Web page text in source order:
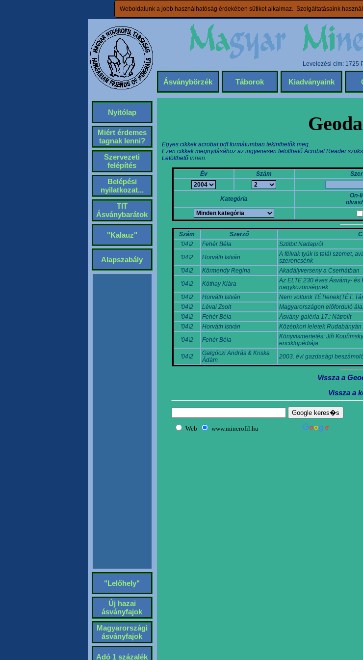
Weboldalunk a jobb használhatóság érdekében sütiket alkalmaz. Szolgáltatásaink
Levelezési cím: 1725
Ásványbörzék Táborok Kiadványaink
Nyitólap
Miért érdemes
tagnak lenni?
Szervezeti
felépítés
Belépési
nyilatkozat...
TIT
Ásványbarátok
"Kalauz"
Alapszabály
"Lelőhely"
Új hazai
ásványfajok
Magyarországi
ásványfajok
Adó 1 százalék
Egyes cikkek acrobat pdf formátumban tekinthetők meg.
Ezen cikkek megnyitásához az ingyenesen letölthető Acrobat Reader
Letölthető innen.
Év Szám
Kategória
On-
Szám Szerző
'04\2
Fehér Béla Sztilbit Nadapról
'04\2
Horváth István
A félvak tyúk is talál szemet,
szerencsénk
'04\2
Körmendy Regina Akadályverseny a Cserhátban
'04\2
Kóthay Klára
Az ELTE 230 éves Ásvámy- és
nagyközönségnek
'04\2
Horváth István Nem voltunk TÉTlenek(TÉT:
'04\2
Lévai Zsolt Magyarországon előforduló
'04\2
Fehér Béla Ásvány-galéria 17.: Nátrolit
'04\2
Horváth István Középkori leletek Rudabányán
'04\2
Fehér Béla
Könyvismertetés: Jiři
enciklopédiája
'04\2
Galgóczi András & Kriska
Ádám
2003. évi gazdasági
Vissza a
Vissza a